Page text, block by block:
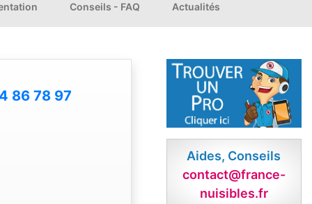
Conseils - FAQ Actualités
86 78 97
Aides, Conseils
contact@france-
nuisibles.fr